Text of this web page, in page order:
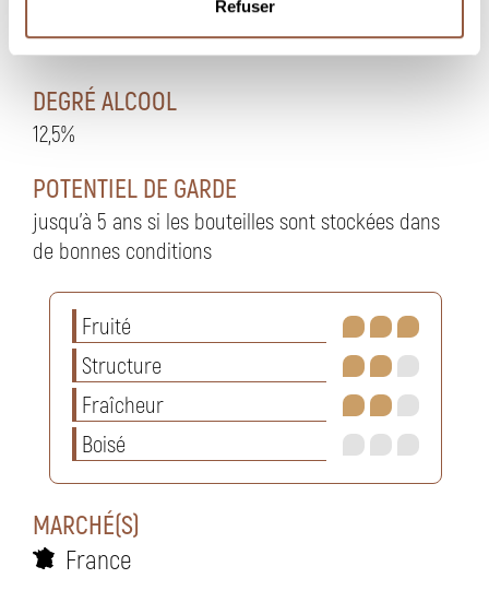
Refuser
TEMPÉRATURE DE DÉGUSTATION
entre 13 et 15°
DEGRÉ ALCOOL
12,5%
POTENTIEL DE GARDE
jusqu'à 5 ans si les bouteilles sont stockées dans
de bonnes conditions
Fruité
Structure
Fraîcheur
Boisé
MARCHÉ(S)
France